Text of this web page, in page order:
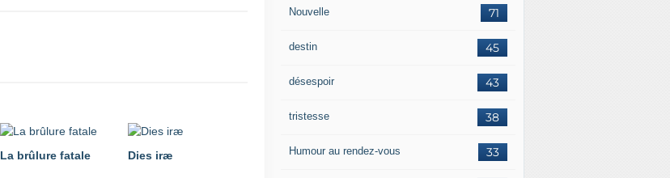
La brûlure fatale Dies iræ
71
Nouvelle
45
destin
43
désespoir
38
tristesse
33
Humour au rendez-vous